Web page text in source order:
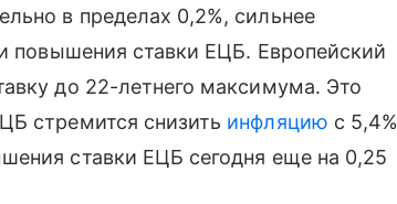
в пределах 0,2%, сильнее
повышения ставки ЕЦБ. Европейский
до 22-летнего максимума. Это
стремится снизить инфляцию с 5,4%
ставки ЕЦБ сегодня еще на 0,25